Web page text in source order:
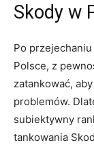
Skody w
Po
Polsce, z
zatankować,
problemów.
subiektywny
tankowania